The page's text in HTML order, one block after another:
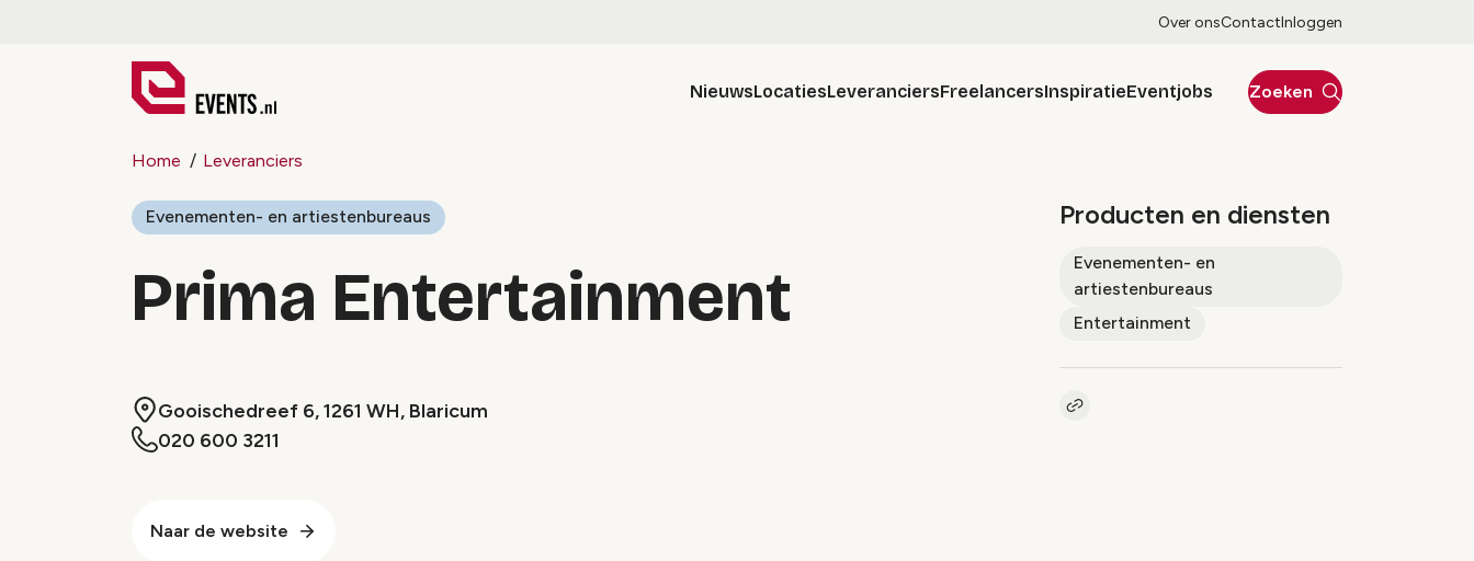
Over onsContactInloggen
NieuwsLocatiesLeveranciersFreelancersInspiratieEventjobs Zoeken
Home Leveranciers
Evenementen- en artiestenbureaus
Prima Entertainment
Gooischedreef 6, 1261 WH, Blaricum
020 600 3211
Naar de website
Producten en diensten
Evenementen- en
artiestenbureaus
Entertainment
Kopieer link naar pagina